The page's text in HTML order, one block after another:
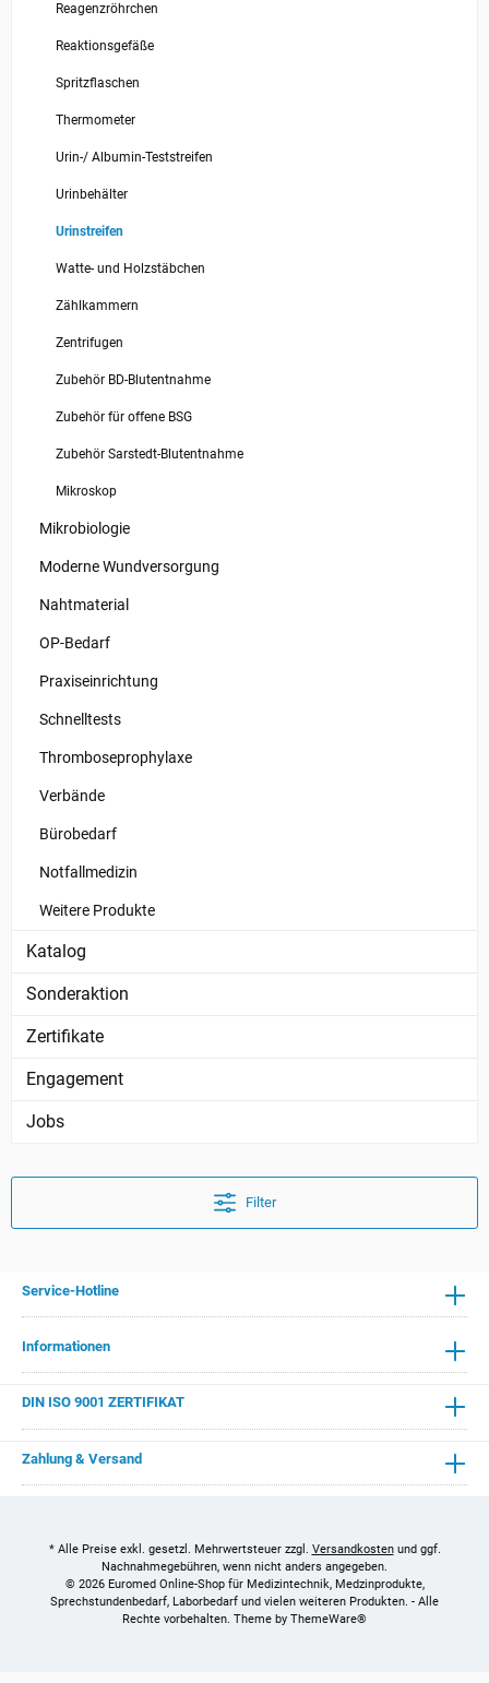
Reagenzröhrchen
Reaktionsgefäße
Spritzflaschen
Thermometer
Urin-/ Albumin-Teststreifen
Urinbehälter
Urinstreifen
Watte- und Holzstäbchen
Zählkammern
Zentrifugen
Zubehör BD-Blutentnahme
Zubehör für offene BSG
Zubehör Sarstedt-Blutentnahme
Mikroskop
Mikrobiologie
Moderne Wundversorgung
Nahtmaterial
OP-Bedarf
Praxiseinrichtung
Schnelltests
Thromboseprophylaxe
Verbände
Bürobedarf
Notfallmedizin
Weitere Produkte
Katalog
Sonderaktion
Zertifikate
Engagement
Jobs
Filter
Informationen
DIN ISO 9001 ZERTIFIKAT
Zahlung & Versand
Service-Hotline
* Alle Preise exkl. gesetzl. Mehrwertsteuer zzgl. Versandkostenund ggf.
Nachnahmegebühren, wenn nicht anders angegeben.
© 2026 Euromed Online-Shop für Medizintechnik, Medzinprodukte,
Sprechstundenbedarf, Laborbedarf und vielen weiteren Produkten. - Alle
Rechte vorbehalten. Theme by ThemeWare®